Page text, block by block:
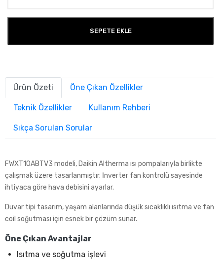
SEPETE EKLE
Ürün Özeti Öne Çıkan Özellikler
Teknik Özellikler Kullanım Rehberi
Sıkça Sorulan Sorular
FWXT10ABTV3 modeli, Daikin Altherma ısı pompalarıyla birlikte
çalışmak üzere tasarlanmıştır. İnverter fan kontrolü sayesinde
ihtiyaca göre hava debisini ayarlar.
Duvar tipi tasarım, yaşam alanlarında düşük sıcaklıklı ısıtma ve fan
coil soğutması için esnek bir çözüm sunar.
Öne Çıkan Avantajlar
Isıtma ve soğutma işlevi